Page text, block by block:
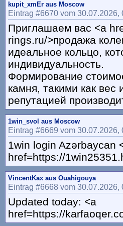
kupit_xmEr aus Moscow
Eintrag #6670 vom 30.07.2026,
Приглашаем вас <a
rings.ru/>продажа
идеальное кольцо,
индивидуальность.
Формирование
камня, такими как
репутацией
1win_svol aus Moscow
Eintrag #6669 vom 30.07.2026,
1win login Azərbaycan
href=https://
VincentKax aus Ouahigouya
Eintrag #6668 vom 30.07.2026,
Updated today: <a
href=https://